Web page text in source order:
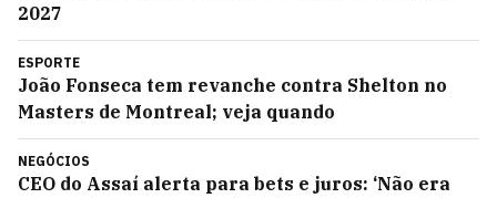
2027
ESPORTE
João Fonseca tem revanche contra Shelton no
Masters de Montreal; veja quando
NEGÓCIOS
CEO do Assaí alerta para bets e juros: ‘Não era